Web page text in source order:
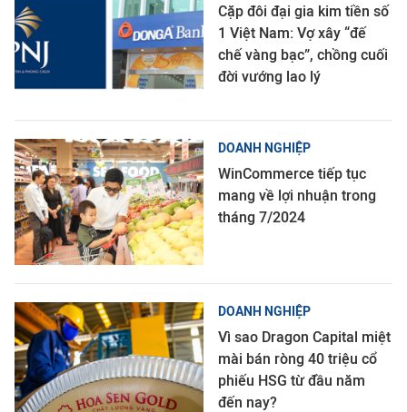
Cặp đôi đại gia kim tiền số
1 Việt Nam: Vợ xây “đế
chế vàng bạc”, chồng cuối
đời vướng lao lý
DOANH NGHIỆP
WinCommerce tiếp tục
mang về lợi nhuận trong
tháng 7/2024
DOANH NGHIỆP
Vì sao Dragon Capital miệt
mài bán ròng 40 triệu cổ
phiếu HSG từ đầu năm
đến nay?